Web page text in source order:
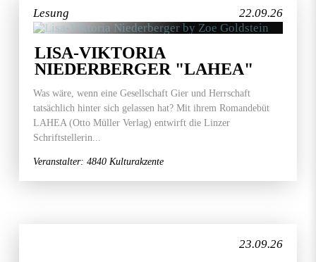
22.09.26
Lesung
LISA-VIKTORIA
NIEDERBERGER "LAHEA"
Was wäre, wenn eine Gesellschaft Gier und Herrschaft
tatsächlich hinter sich gelassen hat? Mit ihrem Romandebüt
LAHEA (Otto Müller Verlag) entwirft die Linzer
Schriftstellerin...
Veranstalter: 4840 Kulturakzente
23.09.26